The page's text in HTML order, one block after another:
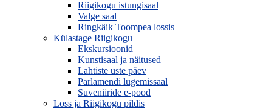
Riigikogu istungisaal
Valge saal
Ringkäik Toompea lossis
Külastage Riigikogu
Ekskursioonid
Kunstisaal ja näitused
Lahtiste uste päev
Parlamendi lugemissaal
Suveniiride e-pood
Loss ja Riigikogu pildis